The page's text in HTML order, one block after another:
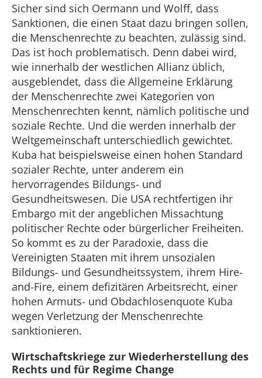
Sicher sind sich Oermann und Wolff, dass
Sanktionen, die einen Staat dazu bringen sollen,
die Menschenrechte zu beachten, zulässig sind.
Das ist hoch problematisch. Denn dabei wird,
wie innerhalb der westlichen Allianz üblich,
ausgeblendet, dass die Allgemeine Erklärung
der Menschenrechte zwei Kategorien von
Menschenrechten kennt, nämlich politische und
soziale Rechte. Und die werden innerhalb der
Weltgemeinschaft unterschiedlich gewichtet.
Kuba hat beispielsweise einen hohen Standard
sozialer Rechte, unter anderem ein
hervorragendes Bildungs- und
Gesundheitswesen. Die USA rechtfertigen ihr
Embargo mit der angeblichen Missachtung
politischer Rechte oder bürgerlicher Freiheiten.
So kommt es zu der Paradoxie, dass die
Vereinigten Staaten mit ihrem unsozialen
Bildungs- und Gesundheitssystem, ihrem Hire-
and-Fire, einem defizitären Arbeitsrecht, einer
hohen Armuts- und Obdachlosenquote Kuba
wegen Verletzung der Menschenrechte
sanktionieren.
Wirtschaftskriege zur Wiederherstellung des
Rechts und für Regime Change